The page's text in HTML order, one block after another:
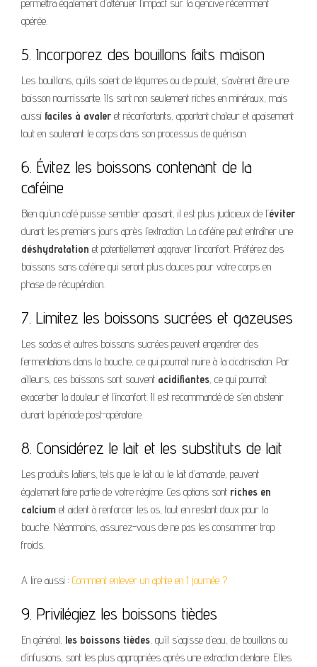
permettra également d’atténuer l’impact sur la gencive récemment
opérée.
5. Incorporez des bouillons faits maison
Les bouillons, qu’ils soient de légumes ou de poulet, s’avèrent être une
boisson nourrissante. Ils sont non seulement riches en minéraux, mais
aussi faciles à avaler et réconfortants, apportant chaleur et apaisement
tout en soutenant le corps dans son processus de guérison.
6. Évitez les boissons contenant de la
caféine
Bien qu’un café puisse sembler apaisant, il est plus judicieux de l’éviter
durant les premiers jours après l’extraction. La caféine peut entraîner une
déshydratation et potentiellement aggraver l’inconfort. Préférez des
boissons sans caféine qui seront plus douces pour votre corps en
phase de récupération.
7. Limitez les boissons sucrées et gazeuses
Les sodas et autres boissons sucrées peuvent engendrer des
fermentations dans la bouche, ce qui pourrait nuire à la cicatrisation. Par
ailleurs, ces boissons sont souvent acidifiantes, ce qui pourrait
exacerber la douleur et l’inconfort. Il est recommandé de s’en abstenir
durant la période post-opératoire.
8. Considérez le lait et les substituts de lait
Les produits laitiers, tels que le lait ou le lait d’amande, peuvent
également faire partie de votre régime. Ces options sont riches en
calcium et aident à renforcer les os, tout en restant doux pour la
bouche. Néanmoins, assurez-vous de ne pas les consommer trop
froids.
A lire aussi : Comment enlever un aphte en 1 journée ?
9. Privilégiez les boissons tièdes
En général, les boissons tièdes, qu’il s’agisse d’eau, de bouillons ou
d’infusions, sont les plus appropriées après une extraction dentaire. Elles